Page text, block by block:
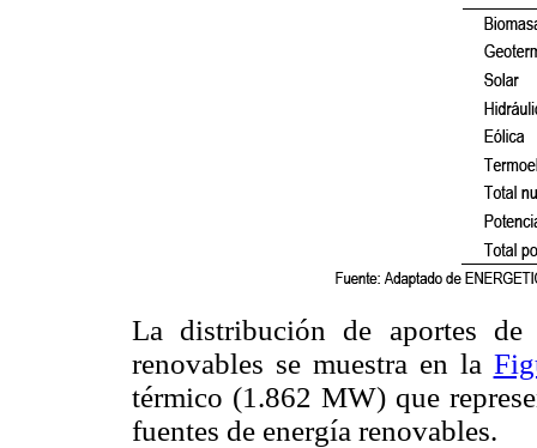
La distribución de aportes
renovables se muestra en la
térmico (1.862 MW) que
fuentes de energía renovables.